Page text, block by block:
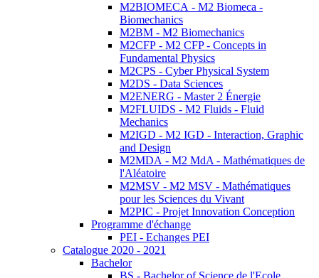
M2BIOMECA - M2 Biomeca -
Biomechanics
M2BM - M2 Biomechanics
M2CFP - M2 CFP - Concepts in
Fundamental Physics
M2CPS - Cyber Physical System
M2DS - Data Sciences
M2ENERG - Master 2 Énergie
M2FLUIDS - M2 Fluids - Fluid
Mechanics
M2IGD - M2 IGD - Interaction, Graphic
and Design
M2MDA - M2 MdA - Mathématiques de
l'Aléatoire
M2MSV - M2 MSV - Mathématiques
pour les Sciences du Vivant
M2PIC - Projet Innovation Conception
Programme d'échange
PEI - Echanges PEI
Catalogue 2020 - 2021
Bachelor
BS - Bachelor of Science de l'Ecole